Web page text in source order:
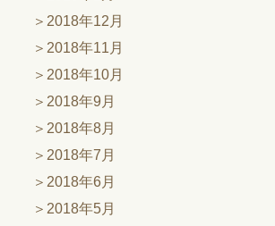
2018年12月
2018年11月
2018年10月
2018年9月
2018年8月
2018年7月
2018年6月
2018年5月